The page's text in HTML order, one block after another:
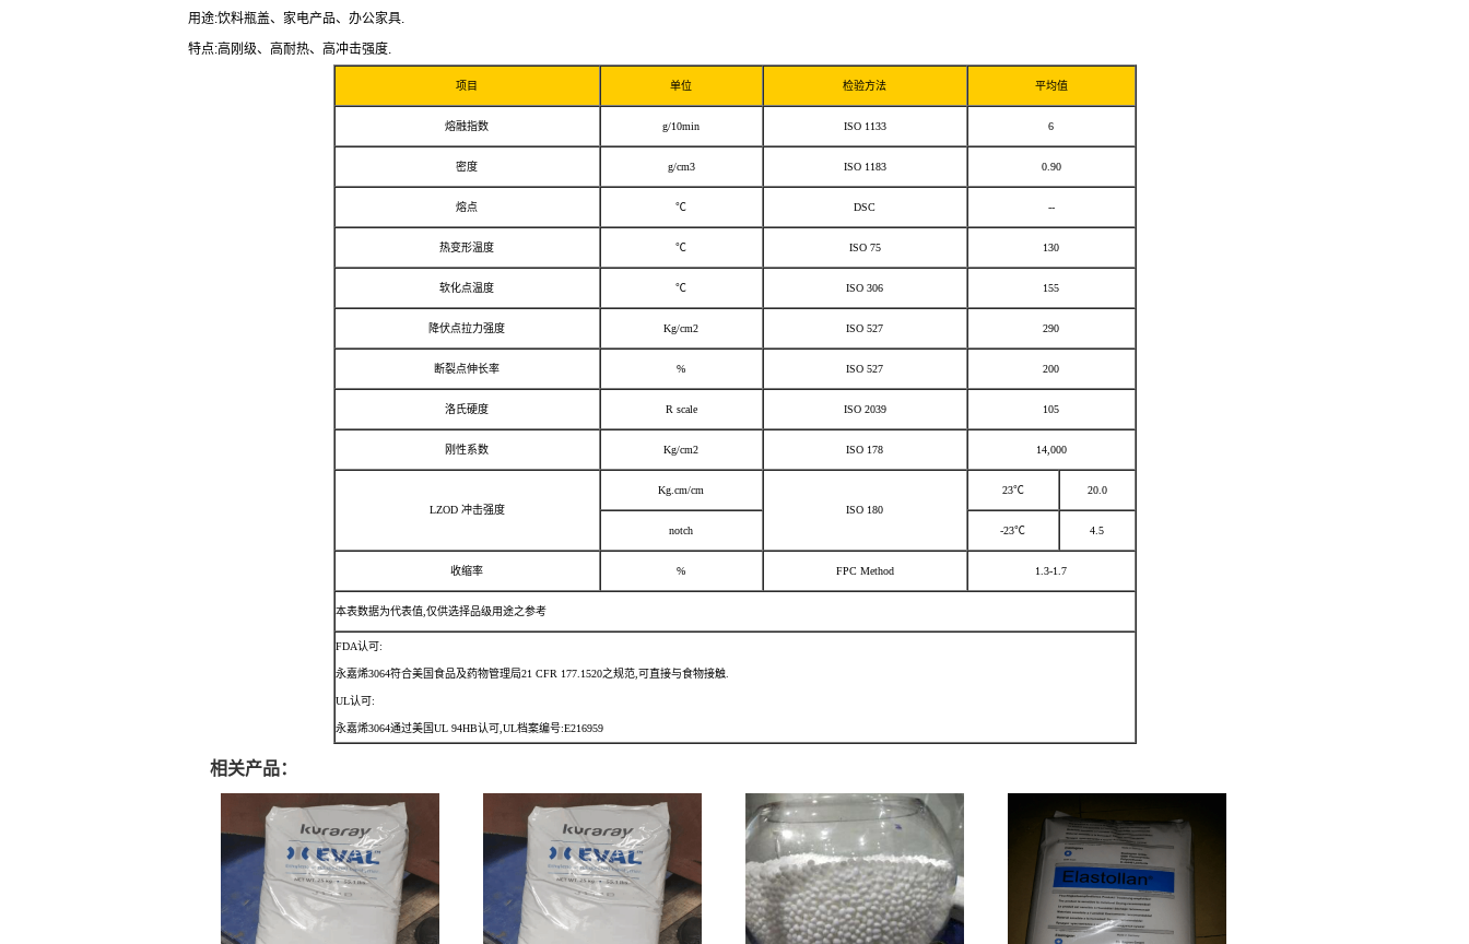
用途:饮料瓶盖、家电产品、办公家具.
特点:高刚级、高耐热、高冲击强度.
项目 单位 检验方法 平均值
熔融指数 g/10min ISO 1133 6
密度 g/cm3 ISO 1183 0.90
熔点 ℃ DSC --
热变形温度 ℃ ISO 75 130
软化点温度 ℃ ISO 306 155
降伏点拉力强度 Kg/cm2 ISO 527 290
断裂点伸长率 % ISO 527 200
洛氏硬度 R scale ISO 2039 105
刚性系数 Kg/cm2 ISO 178 14,000
LZOD 冲击强度
Kg.cm/cm
ISO 180
23℃ 20.0
notch -23℃ 4.5
收缩率 % FPC Method 1.3-1.7
本表数据为代表值,仅供选择品级用途之参考
FDA认可:
永嘉烯3064符合美国食品及药物管理局21 CFR 177.1520之规范,可直接与食物接触.
UL认可:
永嘉烯3064通过美国UL 94HB认可,UL档案编号:E216959
相关产品：